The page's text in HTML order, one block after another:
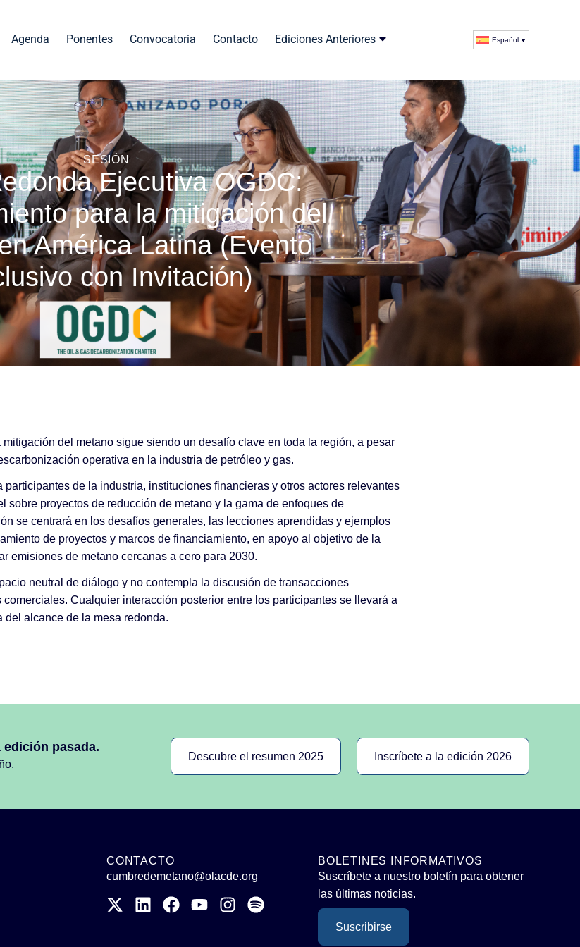
Agenda Ponentes Convocatoria Contacto Ediciones Anteriores Español
SESIÓN
Ejecutiva OGDC:
para la mitigación del
América Latina (Evento
con Invitación)
del metano sigue siendo un desafío clave en toda la región, a pesar
operativa en la industria de petróleo y gas.
participantes de la industria, instituciones financieras y otros actores relevantes
sobre proyectos de reducción de metano y la gama de enfoques de
se centrará en los desafíos generales, las lecciones aprendidas y ejemplos
de proyectos y marcos de financiamiento, en apoyo al objetivo de la
emisiones de metano cercanas a cero para 2030.
neutral de diálogo y no contempla la discusión de transacciones
Cualquier interacción posterior entre los participantes se llevará a
alcance de la mesa redonda.
pasada.
Descubre el resumen 2025 Inscríbete a la edición 2026
CONTACTO
cumbredemetano@olacde.org
BOLETINES INFORMATIVOS
Suscríbete a nuestro boletín para obtener
las últimas noticias.
Suscribirse